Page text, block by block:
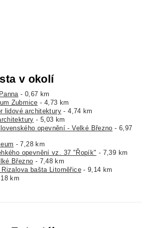
v okolí
- 0,67 km
Zubrnice - 4,73 km
lidové architektury - 4,74 km
- 5,03 km
opevnění - Velké Březno - 6,97
- 7,28 km
opevnění vz. 37 "Řopík" - 7,39 km
Březno - 7,48 km
bašta Litoměřice- 9,14 km
km